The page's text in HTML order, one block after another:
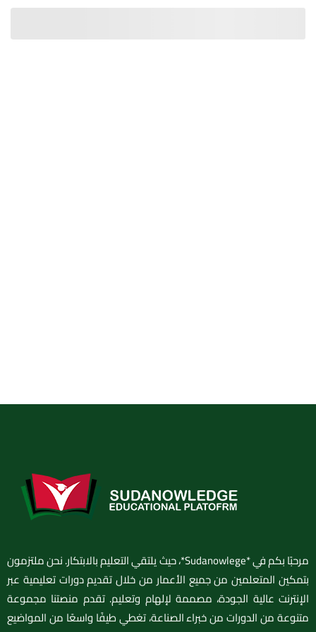
مرحبًا بكم في *Sudanowlege*، حيث يلتقي التعليم بالابتكار. نحن ملتزمون
بتمكين المتعلمين من جميع الأعمار من خلال تقديم دورات تعليمية عبر
الإنترنت عالية الجودة، مصممة لإلهام وتعليم. تقدم منصتنا مجموعة
متنوعة من الدورات من خبراء الصناعة، تغطي طيفًا واسعًا من المواضيع